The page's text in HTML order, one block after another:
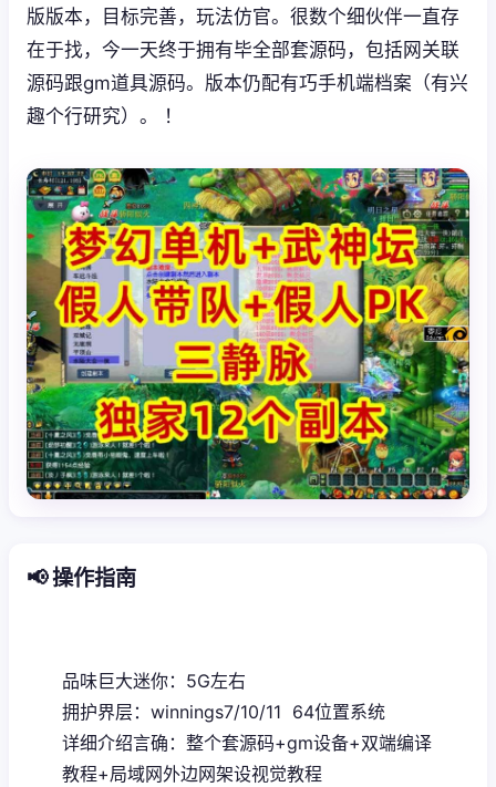
版版本，目标完善，玩法仿官。很数个细伙伴一直存
在于找，今一天终于拥有毕全部套源码，包括网关联
源码跟gm道具源码。版本仍配有巧手机端档案（有兴
趣个行研究）。 ！
📢 操作指南
品味巨大迷你：5G左右
拥护界层：winnings7/10/11 64位置系统
详细介绍言确：整个套源码+gm设备+双端编译
教程+局域网外边网架设视觉教程